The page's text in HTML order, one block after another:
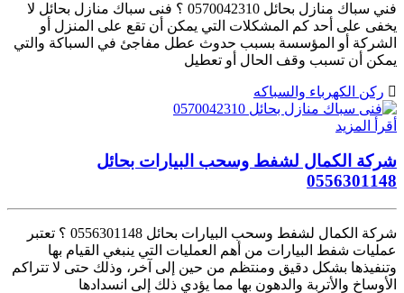
فني سباك منازل بحائل 0570042310 ؟ فنى سباك منازل بحائل لا
يخفى على أحد كم المشكلات التي يمكن أن تقع على المنزل أو
الشركة أو المؤسسة بسبب حدوث عطل مفاجئ في السباكة والتي
يمكن أن تسبب وقف الحال أو تعطيل
ركن الكهرباء والسباكه
أقرأ المزيد
شركة الكمال لشفط وسحب البيارات بحائل
0556301148
شركة الكمال لشفط وسحب البيارات بحائل 0556301148 ؟ تعتبر
عمليات شفط البيارات من أهم العمليات التي ينبغي القيام بها
وتنفيذها بشكل دقيق ومنتظم من حين إلى آخر، وذلك حتى لا تتراكم
الأوساخ والأتربة والدهون بها مما يؤدي ذلك إلى انسدادها